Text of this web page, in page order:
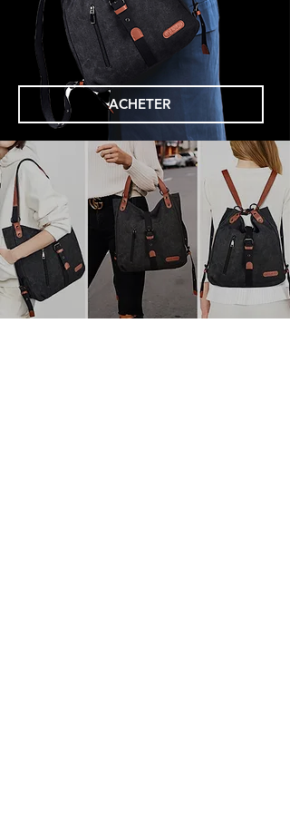
ACHETER